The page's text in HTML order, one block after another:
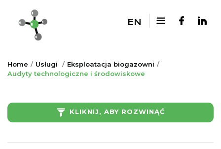
EN
Home Usługi
Eksploatacja biogazowni
Audyty technologiczne i środowiskowe
KLIKNIJ, ABY ROZWINĄĆ